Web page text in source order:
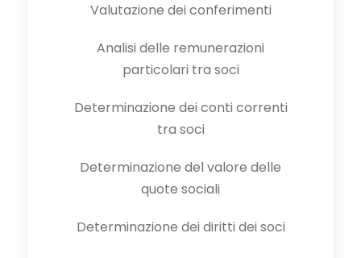
Valutazione dei conferimenti
Analisi delle remunerazioni
particolari tra soci
Determinazione dei conti correnti
tra soci
Determinazione del valore delle
quote sociali
Determinazione dei diritti dei soci